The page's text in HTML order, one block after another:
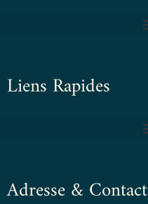
Liens Rapides
Adresse & Contact